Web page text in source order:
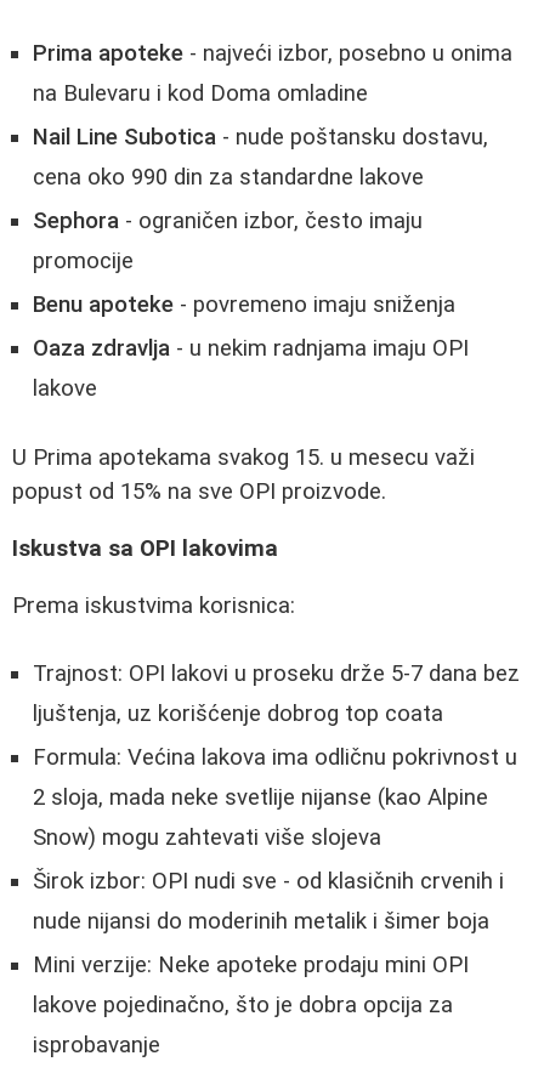
Prima apoteke - najveći izbor, posebno u onima
na Bulevaru i kod Doma omladine
Nail Line Subotica - nude poštansku dostavu,
cena oko 990 din za standardne lakove
Sephora - ograničen izbor, često imaju
promocije
Benu apoteke - povremeno imaju sniženja
Oaza zdravlja - u nekim radnjama imaju OPI
lakove
U Prima apotekama svakog 15. u mesecu važi
popust od 15% na sve OPI proizvode.
Iskustva sa OPI lakovima
Prema iskustvima korisnica:
Trajnost: OPI lakovi u proseku drže 5-7 dana bez
ljuštenja, uz korišćenje dobrog top coata
Formula: Većina lakova ima odličnu pokrivnost u
2 sloja, mada neke svetlije nijanse (kao Alpine
Snow) mogu zahtevati više slojeva
Širok izbor: OPI nudi sve - od klasičnih crvenih i
nude nijansi do moderinih metalik i šimer boja
Mini verzije: Neke apoteke prodaju mini OPI
lakove pojedinačno, što je dobra opcija za
isprobavanje